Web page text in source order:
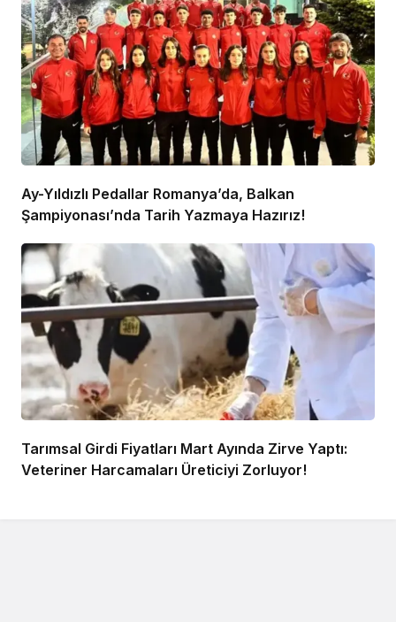
Ay-Yıldızlı Pedallar Romanya’da, Balkan
Şampiyonası’nda Tarih Yazmaya Hazırız!
Tarımsal Girdi Fiyatları Mart Ayında Zirve Yaptı:
Veteriner Harcamaları Üreticiyi Zorluyor!